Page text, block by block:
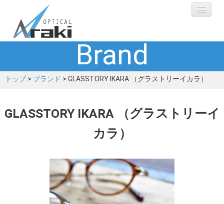
ブランド
Brand
トップ> ブランド > GLASSTORY IKARA （グラストリーイカラ）
GLASSTORY IKARA （グラストリーイ
カラ）